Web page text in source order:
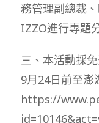
務管理副總裁
IZZO進行專題
三、本活動採
9月24日前至澎
https://